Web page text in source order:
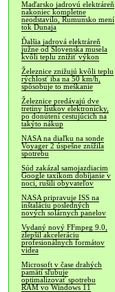
Maďarsko jadrovú elektráreň
nakoniec kompletne
neodstavilo, Rumunsko mení
tok Dunaja
Ďalšia jadrová elektráreň
južne od Slovenska musela
kvôli teplu znížiť výkon
Železnice znižujú kvôli teplu
rýchlosť iba na 50 km/h,
spôsobuje to meškanie
Železnice predávajú dve
tretiny lístkov elektronicky,
po donútení cestujúcich na
takýto nákup
NASA na diaľku na sonde
Voyager 2 úspešne znížila
spotrebu
Súd zakázal samojazdiacim
Google taxíkom dobíjanie v
noci, rušili obyvateľov
NASA pripravuje ISS na
inštaláciu posledných
nových solárnych panelov
Vydaný nový FFmpeg 9.0,
zlepšil akceleráciu
profesionálnych formátov
videa
Microsoft v čase drahých
pamätí sľubuje
optimalizovať spotrebu
RAM vo Windows 11